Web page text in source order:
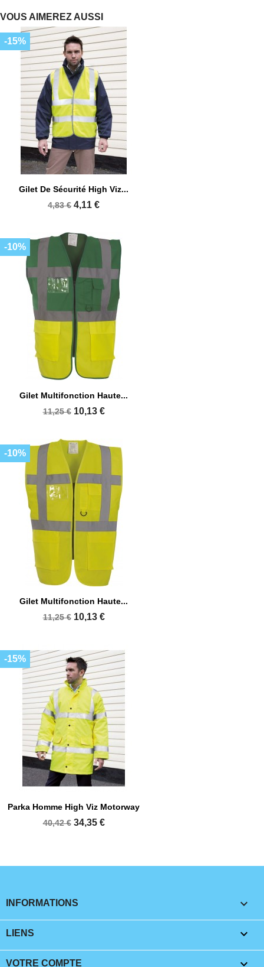
VOUS AIMEREZ AUSSI
Gilet De Sécurité High Viz...
4,83 € 4,11 €
-15%
Gilet Multifonction Haute...
11,25 € 10,13 €
-10%
Gilet Multifonction Haute...
11,25 € 10,13 €
-10%
Parka Homme High Viz Motorway
40,42 € 34,35 €
-15%
INFORMATIONS keyboard_arrow_down
LIENS 
VOTRE COMPTE 